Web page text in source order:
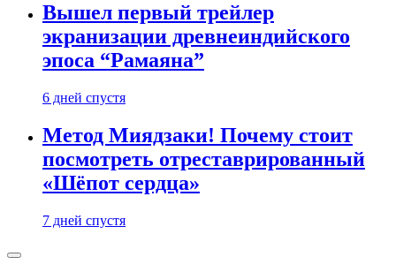
Вышел первый трейлер
экранизации древнеиндийского
эпоса “Рамаяна”
6 дней спустя
Метод Миядзаки! Почему стоит
посмотреть отреставрированный
«Шёпот сердца»
7 дней спустя